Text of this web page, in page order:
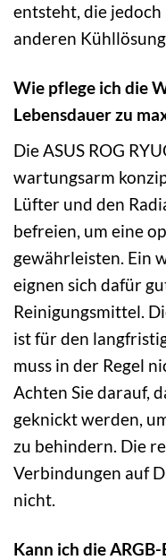
entsteht, die jedoch
anderen
Wie pflege ich die
Lebensdauer zu
Die ASUS ROG
wartungsarm
Lüfter und den
befreien, um eine
gewährleisten. Ein
eignen sich dafür
Reinigungsmittel.
ist für den
muss in der Regel
Achten Sie darauf,
geknickt werden,
zu behindern. Die
Verbindungen auf
nicht.
Kann ich die